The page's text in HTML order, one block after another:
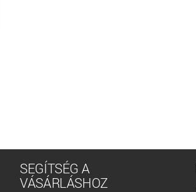
SEGÍTSÉG A
VÁSÁRLÁSHOZ